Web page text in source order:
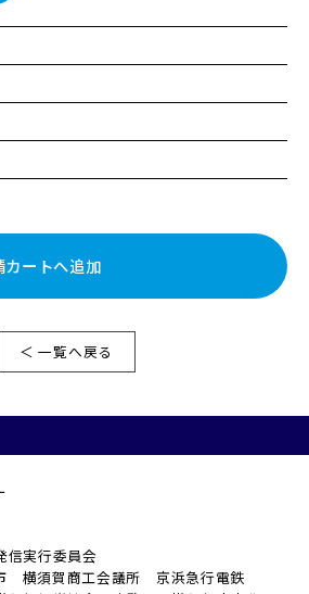
ートへ追加
＜ 一覧へ戻る
信実行委員会
横須賀商工会議所 京浜急行電鉄